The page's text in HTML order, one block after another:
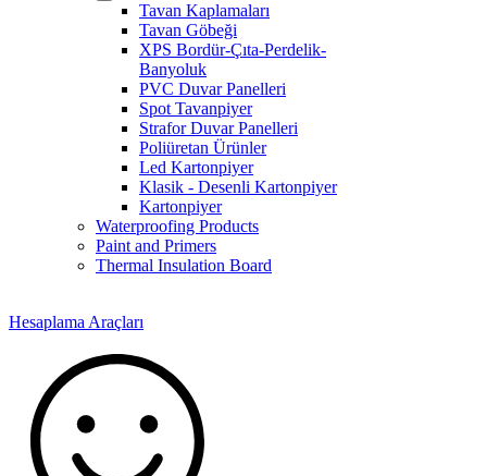
Tavan Kaplamaları
Tavan Göbeği
XPS Bordür-Çıta-Perdelik-
Banyoluk
PVC Duvar Panelleri
Spot Tavanpiyer
Strafor Duvar Panelleri
Poliüretan Ürünler
Led Kartonpiyer
Klasik - Desenli Kartonpiyer
Kartonpiyer
Waterproofing Products
Paint and Primers
Thermal Insulation Board
Hesaplama Araçları